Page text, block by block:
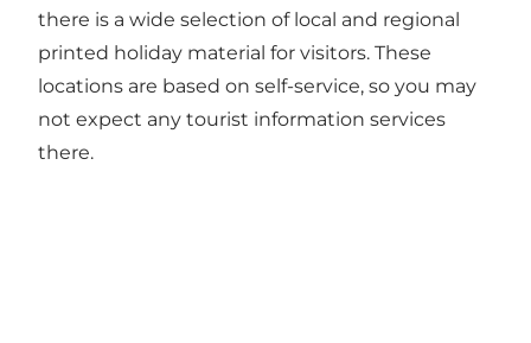
there is a wide selection of local and regional
printed holiday material for visitors. These
locations are based on self-service, so you may
not expect any tourist information services
there.